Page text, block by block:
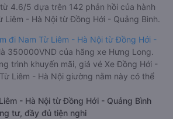
4.6/5 dựa trên 142 phản hồi của hành
Liêm - Hà Nội từ Đồng Hới - Quảng Bình.
đi Nam Từ Liêm - Hà Nội từ Đồng Hới -
350000VND của hãng xe Hưng Long.
trình khuyến mãi, giá vé Xe Đồng Hới -
Liêm - Hà Nội giường nằm này có thể
- Hà Nội từ Đồng Hới - Quảng Bình
tư, đầy đủ tiện nghi